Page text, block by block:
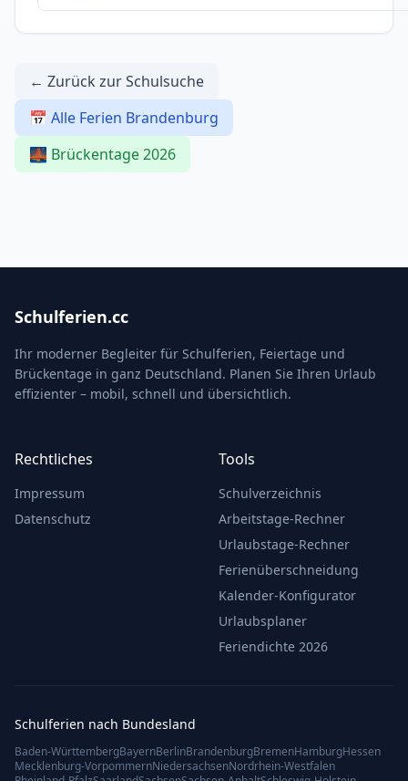
← Zurück zur Schulsuche
📅 Alle Ferien Brandenburg
🌉 Brückentage 2026
Schulferien.cc
Ihr moderner Begleiter für Schulferien, Feiertage und
Brückentage in ganz Deutschland. Planen Sie Ihren Urlaub
effizienter – mobil, schnell und übersichtlich.
Rechtliches
Impressum
Datenschutz
Tools
Schulverzeichnis
Arbeitstage-Rechner
Urlaubstage-Rechner
Ferienüberschneidung
Kalender-Konfigurator
Urlaubsplaner
Feriendichte 2026
Schulferien nach Bundesland
Baden-WürttembergBayernBerlinBrandenburgBremenHamburgHessen
Mecklenburg-VorpommernNiedersachsenNordrhein-Westfalen